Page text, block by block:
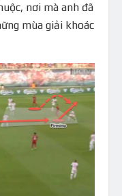
nơi mà anh đã
mùa giải khoác